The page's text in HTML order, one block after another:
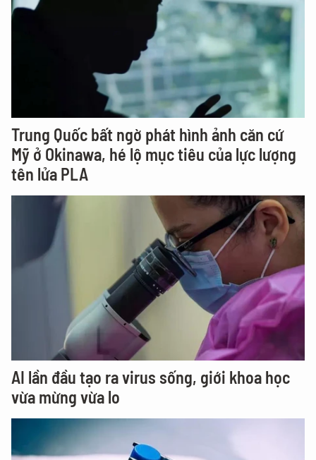
Trung Quốc bất ngờ phát hình ảnh căn cứ
Mỹ ở Okinawa, hé lộ mục tiêu của lực lượng
tên lửa PLA
AI lần đầu tạo ra virus sống, giới khoa học
vừa mừng vừa lo